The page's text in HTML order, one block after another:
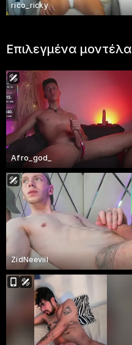
rico_ricky
Επιλεγμένα μοντέλα
Afro_god_
ZidNeeviil